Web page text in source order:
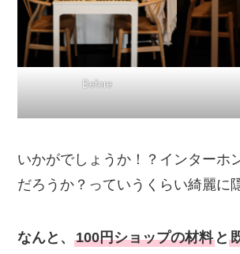
Before
いかがでしょうか！？インターホ
だろうか？っていうくらい綺麗に
なんと、100円ショップの材料 と